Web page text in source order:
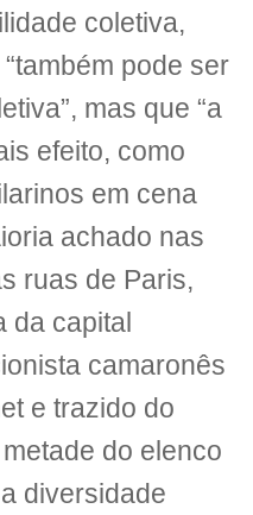
coletiva,
pode ser
mas que “a
efeito, como
em cena
achado nas
ruas de Paris,
da capital
camaronês
e trazido do
do elenco
diversidade